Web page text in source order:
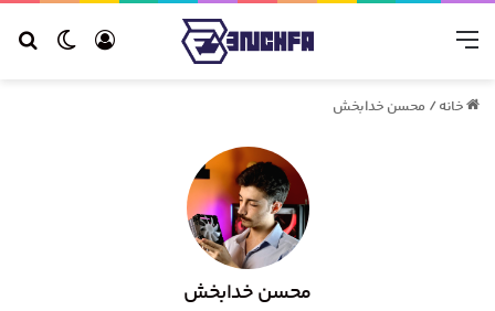
ورود منو
خانه / محسن خدابخش
محسن خدابخش